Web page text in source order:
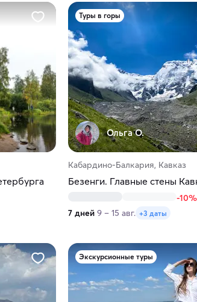
Туры в горы
Ольга О.
Кабардино-Балкария, Кавказ
Безенги. Главные стены
-10%
7 дней 9 – 15 авг. +3 даты
Экскурсионные туры